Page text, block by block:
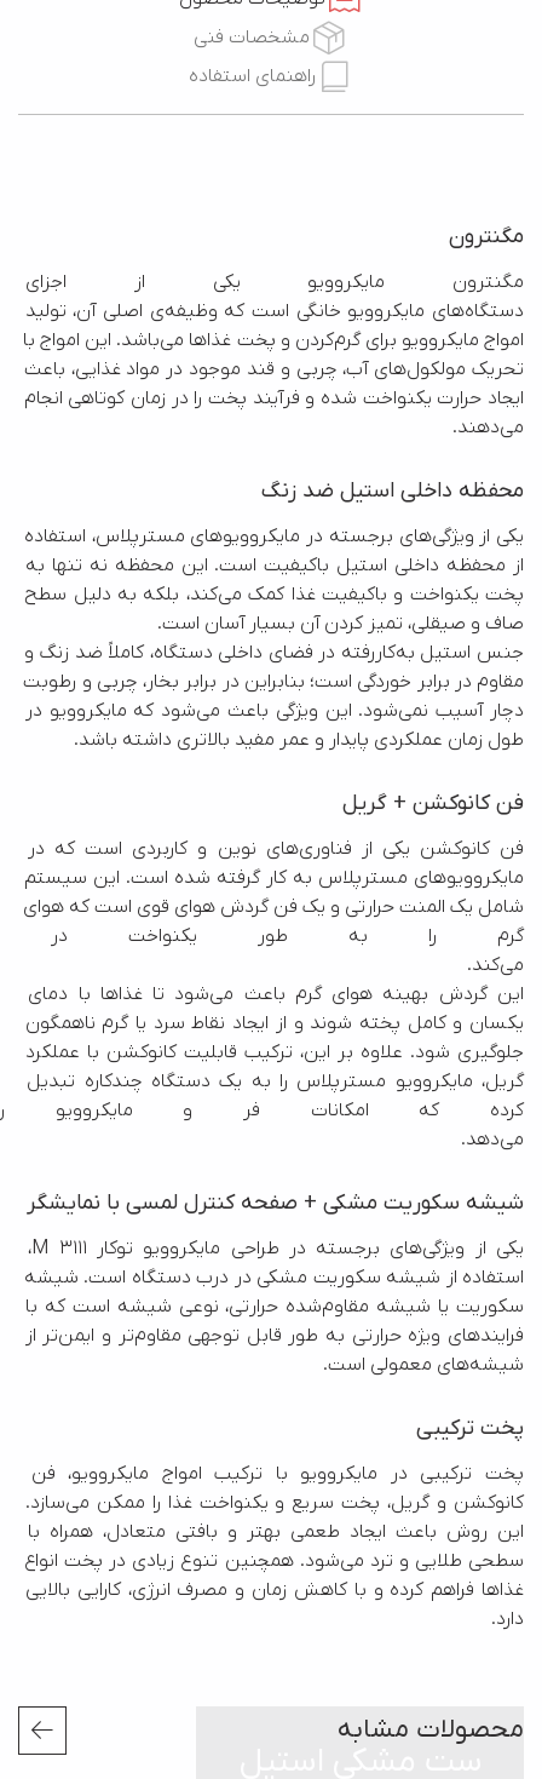
مشخصات فنی
راهنمای استفاده
مگنترون
مگنترون مایکروویو یکی از
دستگاه‌های مایکروویو خانگی است که وظیفه‌ی اصلی آن، تولید
امواج مایکروویو برای گرم‌کردن و پخت غذاها می‌باشد. این امواج با
تحریک مولکول‌های آب، چربی و قند موجود در مواد غذایی، باعث
ایجاد حرارت یکنواخت شده و فرآیند پخت را در زمان کوتاهی انجام
می‌دهند.
محفظه داخلی استیل ضد زنگ
یکی از ویژگی‌های برجسته در مایکروویوهای مسترپلاس، استفاده
از محفظه داخلی استیل باکیفیت است. این محفظه نه تنها به
پخت یکنواخت و باکیفیت غذا کمک می‌کند، بلکه به دلیل سطح
جنس استیل به‌کاررفته در فضای داخلی دستگاه، کاملاً ضد زنگ و
مقاوم در برابر خوردگی است؛ بنابراین در برابر بخار، چربی و رطوبت
دچار آسیب نمی‌شود. این ویژگی باعث می‌شود که مایکروویو در
طول زمان عملکردی پایدار و عمر مفید بالاتری داشته باشد.
فن کانوکشن + گریل
فن کانوکشن یکی از فناوری‌های نوین و کاربردی است که در
مایکروویوهای مسترپلاس به کار گرفته شده است. این سیستم
شامل یک المنت حرارتی و یک فن گردش هوای قوی است که هوای
گرم را به طور یکنواخت در
این گردش بهینه هوای گرم باعث می‌شود تا غذاها با دمای
یکسان و کامل پخته شوند و از ایجاد نقاط سرد یا گرم ناهمگون
جلوگیری شود. علاوه بر این، ترکیب قابلیت کانوکشن با عملکرد
گریل، مایکروویو مسترپلاس را به یک دستگاه چندکاره تبدیل
کرده که امکانات فر و مایکروویو
می‌دهد.
شیشه سکوریت مشکی + صفحه کنترل لمسی با نمایشگر
یکی از ویژگی‌های برجسته در طراحی مایکروویو توکار M 3111،
استفاده از شیشه سکوریت مشکی در درب دستگاه است. شیشه
سکوریت یا شیشه مقاوم‌شده حرارتی، نوعی شیشه است که با
فرایندهای ویژه حرارتی به طور قابل توجهی مقاوم‌تر و ایمن‌تر از
شیشه‌های معمولی است.
پخت ترکیبی
پخت ترکیبی در مایکروویو با ترکیب امواج مایکروویو، فن
کانوکشن و گریل، پخت سریع و یکنواخت غذا را ممکن می‌سازد.
این روش باعث ایجاد طعمی بهتر و بافتی متعادل، همراه با
سطحی طلایی و ترد می‌شود. همچنین تنوع زیادی در پخت انواع
غذاها فراهم کرده و با کاهش زمان و مصرف انرژی، کارایی بالایی
دارد.
محصولات مشابه